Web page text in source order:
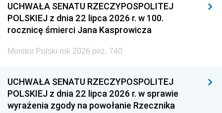
UCHWAŁA SENATU RZECZYPOSPOLITEJ
POLSKIEJ z dnia 22 lipca 2026 r. w 100.
rocznicę śmierci Jana Kasprowicza
Monitor Polski rok 2026 poz. 740
UCHWAŁA SENATU RZECZYPOSPOLITEJ
POLSKIEJ z dnia 22 lipca 2026 r. w sprawie
wyrażenia zgody na powołanie Rzecznika